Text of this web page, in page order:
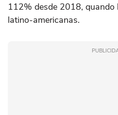
112% desde 2018,
latino-americanas.